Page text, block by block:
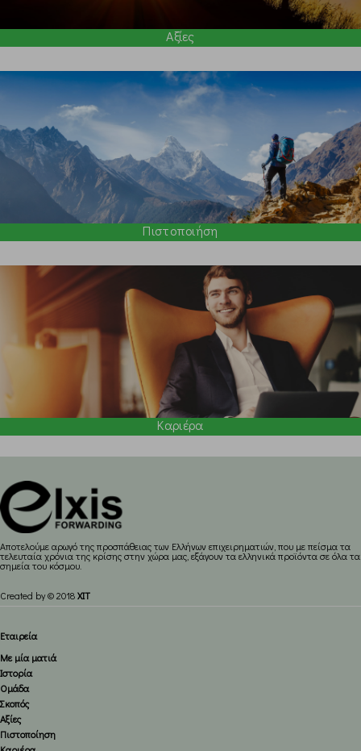
Αξίες
Πιστοποιήση
Καριέρα
Aποτελούμε αρωγό της προσπάθειας των Ελλήνων επιχειρηματιών, που με πείσμα τα
τελευταία χρόνια της κρίσης στην χώρα μας, εξάγουν τα ελληνικά προϊόντα σε όλα τα
σημεία του κόσμου.
Created by © 2018XIT
Εταιρεία
Με μία ματιά
Ιστορία
Ομάδα
Σκοπός
Αξίες
Πιστοποίηση